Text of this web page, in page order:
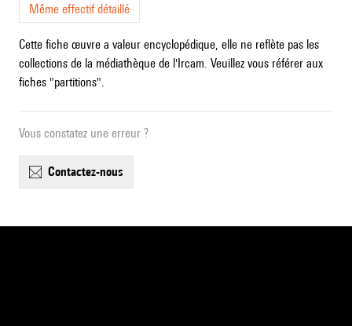
Même effectif détaillé
Cette fiche œuvre a valeur encyclopédique, elle ne reflète pas les
collections de la médiathèque de l'Ircam. Veuillez vous référer aux
fiches "partitions".
Vous constatez une erreur ?
contactez-nous